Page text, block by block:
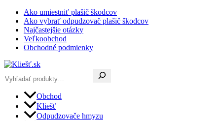
Preskočiť
obsah
Ako umiestniť plašič škodcov
Ako vybrať odpudzovač plašič škodcov
Najčastejšie otázky
Veľkoobchod
Obchodné podmienky
Obchod
Kliešť
Odpudzovače hmyzu